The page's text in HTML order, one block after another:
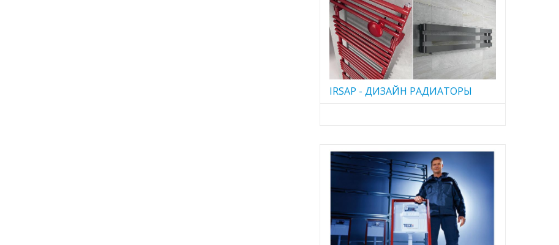
IRSAP - ДИЗАЙН РАДИАТОРЫ